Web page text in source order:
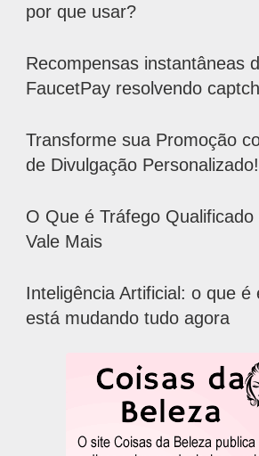
por que usar?
Recompensas instantâneas
FaucetPay resolvendo
Transforme sua Promoção
de Divulgação Personalizado!
O Que é Tráfego
Vale Mais
Inteligência Artificial: o que é
está mudando tudo agora